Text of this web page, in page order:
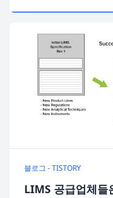
블로그 - TISTORY
LIMS 공급업체